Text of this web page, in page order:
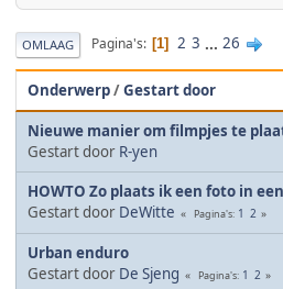
OMLAAG Pagina's 1 2 3 ... 26
Onderwerp/Gestart door
Nieuwe manier om filmpjes te
Gestart door R-yen
HOWTO Zo plaats ik een foto in
Gestart door DeWitte Pagina's 1 2
Urban enduro
Gestart door De Sjeng Pagina's 1 2